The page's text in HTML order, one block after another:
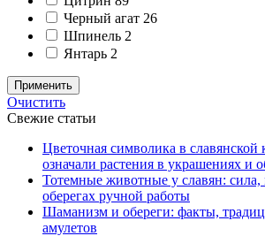
Черный агат 26
Шпинель 2
Янтарь 2
Применить
Очистить
Свежие статьи
Цветочная символика в славянской
означали растения в украшениях и
Тотемные животные у славян: сила,
оберегах ручной работы
Шаманизм и обереги: факты,
амулетов